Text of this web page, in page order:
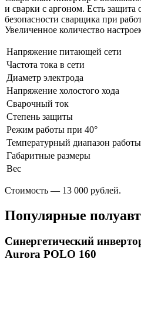
и сварки с аргоном. Есть защита
безопасности сварщика при
Увеличенное количество
Напряжение питающей сети
Частота тока в сети
Диаметр электрода
Напряжение холостого хода
Сварочный ток
Степень защиты
Режим работы при 40°
Температурный диапазон работы
Габаритные размеры
Вес
Стоимость — 13 000 рублей.
Популярные
Синергетический
Aurora POLO 160